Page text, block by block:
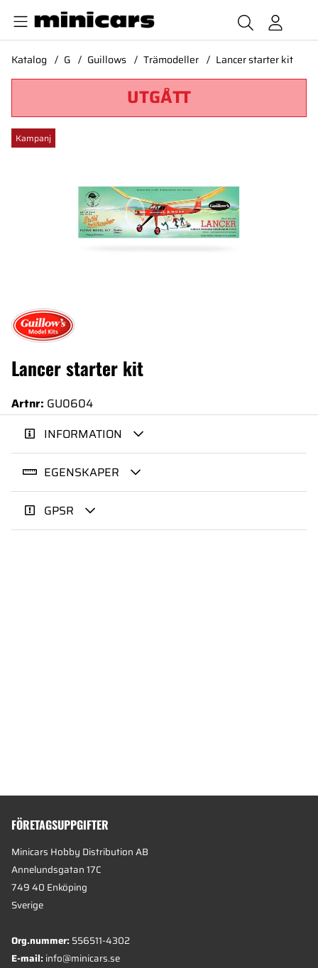
Katalog G Guillows Trämodeller Lancer starter kit
UTGÅTT
Kampanj
Produktbilder Lancer starter kit
Lancer starter kit
Artnr: GU0604
INFORMATION
EGENSKAPER
GPSR
FÖRETAGSUPPGIFTER
Minicars Hobby Distribution AB
Annelundsgatan 17C
749 40 Enköping
Sverige
Org.nummer:556511-4302
E-mail:info@minicars.se